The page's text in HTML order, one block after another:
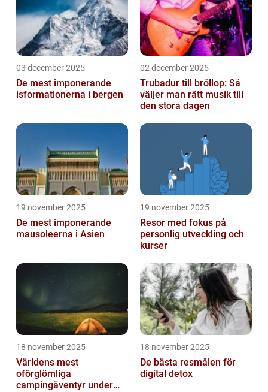
03 december 2025
De mest imponerande
isformationerna i bergen
02 december 2025
Trubadur till bröllop: Så
väljer man rätt musik till
den stora dagen
19 november 2025
De mest imponerande
mausoleerna i Asien
19 november 2025
Resor med fokus på
personlig utveckling och
kurser
18 november 2025
Världens mest
oförglömliga
campingäventyr under
18 november 2025
De bästa resmålen för
digital detox